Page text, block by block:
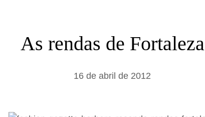
As rendas de Fortaleza
16 de abril de 2012